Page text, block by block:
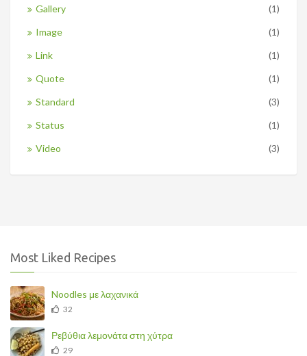
Gallery
(1)
Image
(1)
Link
(1)
Quote
(1)
Standard
(3)
Status
(1)
Video
(3)
Most Liked Recipes
Noodles με λαχανικά
32
Ρεβύθια λεμονάτα στη χύτρα
29